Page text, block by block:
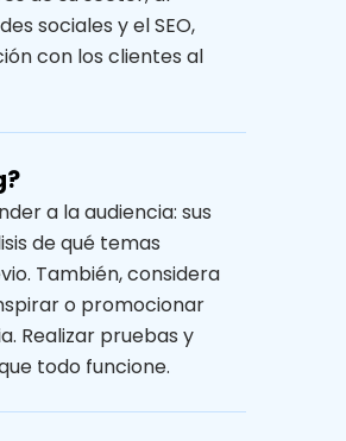
sociales y el SEO,
con los clientes al
a la audiencia: sus
de qué temas
También, considera
o promocionar
Realizar pruebas y
todo funcione.